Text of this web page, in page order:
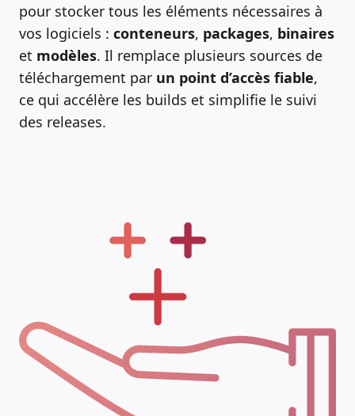
pour stocker tous les éléments nécessaires à
vos logiciels : conteneurs, packages, binaires
et modèles. Il remplace plusieurs sources de
téléchargement par un point d’accès fiable,
ce qui accélère les builds et simplifie le suivi
des releases.